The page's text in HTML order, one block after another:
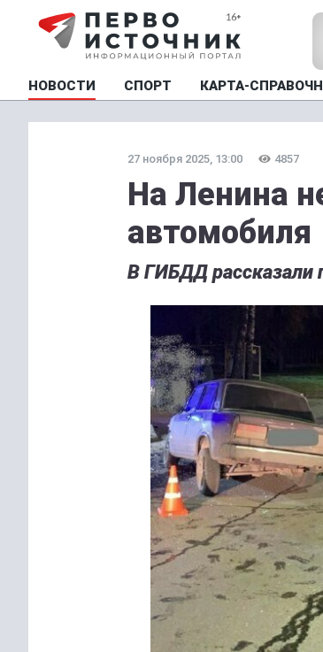
НОВОСТИ СПОРТ КАРТА-
27 ноября 2025, 13:00 4857
На Ленина
автомобиля
В ГИБДД рассказали